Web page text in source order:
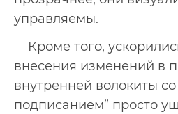
управляемы.
Кроме того,
внесения изменений в
внутренней волокиты
подписанием” просто